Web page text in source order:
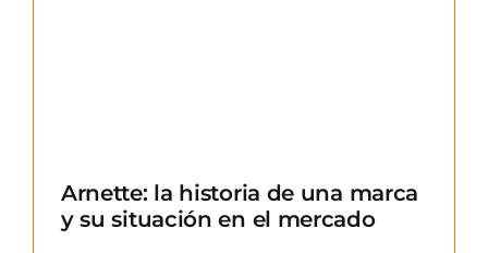
Arnette: la historia de una marca
y su situación en el mercado